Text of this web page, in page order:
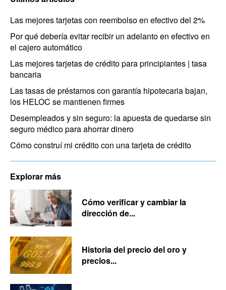
Las mejores tarjetas con reembolso en efectivo del 2%
Por qué debería evitar recibir un adelanto en efectivo en
el cajero automático
Las mejores tarjetas de crédito para principiantes | tasa
bancaria
Las tasas de préstamos con garantía hipotecaria bajan,
los HELOC se mantienen firmes
Desempleados y sin seguro: la apuesta de quedarse sin
seguro médico para ahorrar dinero
Cómo construí mi crédito con una tarjeta de crédito
Explorar más
Cómo verificar y cambiar la
dirección de...
Historia del precio del oro y
precios...